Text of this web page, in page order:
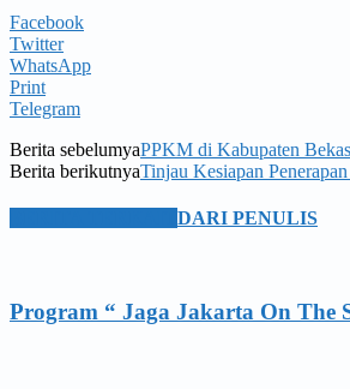
Facebook
Twitter
WhatsApp
Print
Telegram
Berita sebelumyaPPKM di Kabupaten
Berita berikutnyaTinjau Kesiapan
DARI PENULIS
Program “ Jaga Jakarta On The